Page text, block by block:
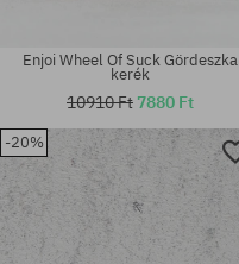
univerzális méret
Enjoi Wheel Of Suck Gördeszka
kerék
10910 Ft 7880 Ft
-20%